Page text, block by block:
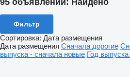
95 объявлений: Найдено
Фильтр
Сортировка: Дата размещения
Дата размещения Сначала дорогие
выпуска - сначала новые Год